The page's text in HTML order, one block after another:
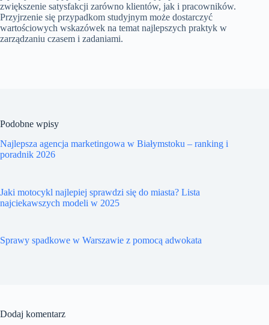
zwiększenie satysfakcji zarówno klientów, jak i pracowników.
Przyjrzenie się przypadkom studyjnym może dostarczyć
wartościowych wskazówek na temat najlepszych praktyk w
zarządzaniu czasem i zadaniami.
Podobne wpisy
Najlepsza agencja marketingowa w Białymstoku – ranking i
poradnik 2026
Jaki motocykl najlepiej sprawdzi się do miasta? Lista
najciekawszych modeli w 2025
Sprawy spadkowe w Warszawie z pomocą adwokata
Dodaj komentarz